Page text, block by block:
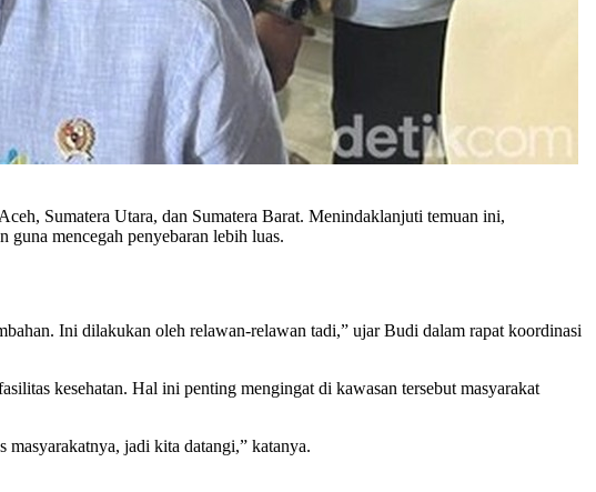
Sumatera Utara, dan Sumatera Barat. Menindaklanjuti temuan ini,
guna mencegah penyebaran lebih luas.
Ini dilakukan oleh relawan-relawan tadi,” ujar Budi dalam rapat koordinasi
kesehatan. Hal ini penting mengingat di kawasan tersebut masyarakat
masyarakatnya, jadi kita datangi,” katanya.